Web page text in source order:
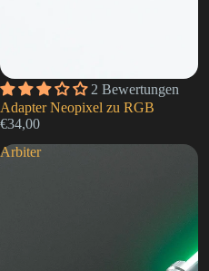
2 Bewertungen
Adapter Neopixel zu RGB
€34,00
Arbiter